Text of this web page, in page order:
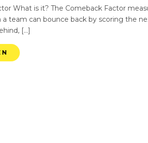
What is it? The Comeback Factor
team can bounce back by scoring the
[…]